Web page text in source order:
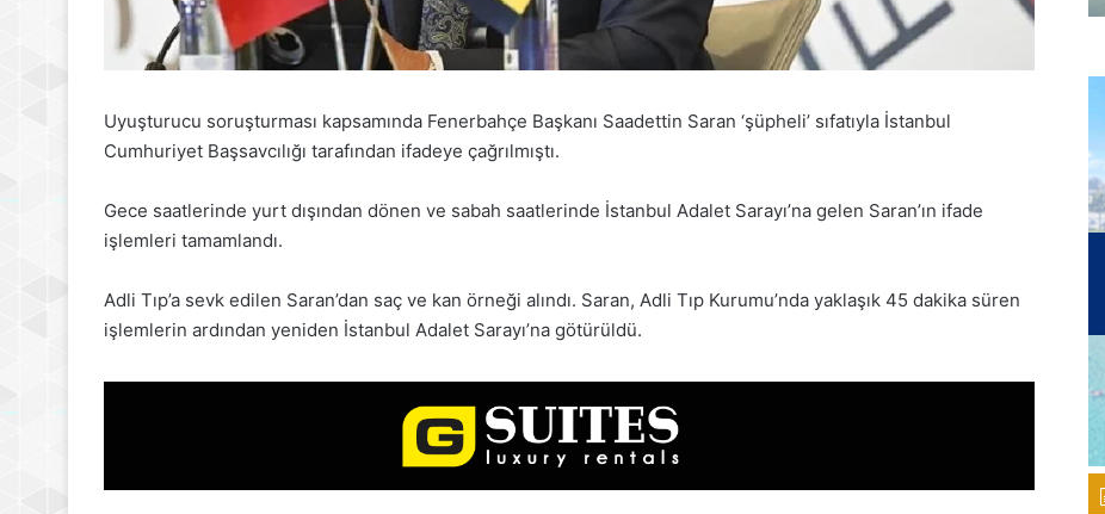
Uyuşturucu soruşturması kapsamında Fenerbahçe Başkanı Saadettin Saran ‘şüpheli’ sıfatıyla İstanbul
Cumhuriyet Başsavcılığı tarafından ifadeye çağrılmıştı.
Gece saatlerinde yurt dışından dönen ve sabah saatlerinde İstanbul Adalet Sarayı’na gelen Saran’ın ifade
işlemleri tamamlandı.
Adli Tıp’a sevk edilen Saran’dan saç ve kan örneği alındı. Saran, Adli Tıp Kurumu’nda yaklaşık 45 dakika süren
işlemlerin ardından yeniden İstanbul Adalet Sarayı’na götürüldü.